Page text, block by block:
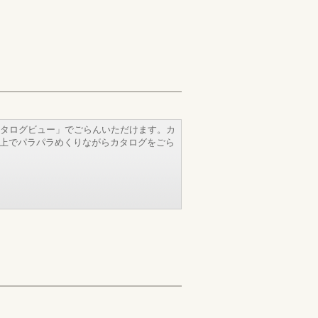
ログビュー」でごらんいただけます。カ
でパラパラめくりながらカタログをごら